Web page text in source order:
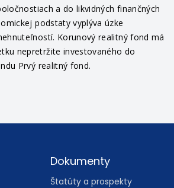
a do likvidných finančných
podstaty vyplýva úzke
Korunový realitný fond má
nepretržite investovaného do
Prvý realitný fond.
Dokumenty
Štatúty a prospekty